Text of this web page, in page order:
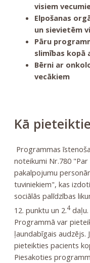
visiem
Elpošanas
un sievietēm
Pāru
slimības kopā
Bērni ar
vecākiem
Kā
Programmas
noteikumi Nr.780
pakalpojumu
tuviniekiem", kas
sociālās palīdzības
12. punktu un 2.4daļu.
Programmā var
ļaundabīgais audzējs.
pieteikties pacients
Piesakoties